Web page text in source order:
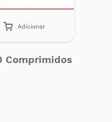
Adicionar
Comprimidos